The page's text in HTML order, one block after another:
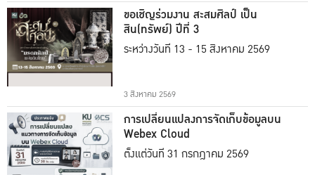
ขอเชิญร่วมงาน สะสมศิลป์ เป็น
สิน(ทรัพย์) ปีที่ 3
ระหว่างวันที่ 13 - 15 สิงหาคม 2569
3 สิงหาคม 2569
การเปลี่ยนแปลงการจัดเก็บข้อมูลบน
Webex Cloud
ตั้งแต่วันที่ 31 กรกฎาคม 2569